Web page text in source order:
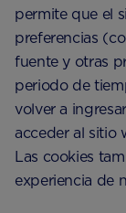
permite que el
preferencias
fuente y otras
periodo de
volver a
acceder al sitio
Las cookies
experiencia de